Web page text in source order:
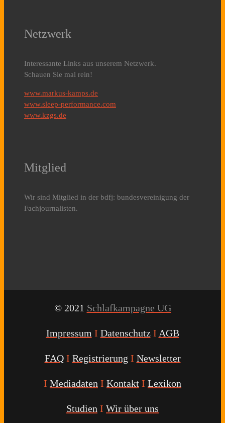
Netzwerk
Interessante Links aus unserem Netzwerk.
Schauen Sie mal rein!
www.markus-kamps.de
www.sleep-performance.com
www.kzgs.de
Mitglied
Wir sind Mitglied in der bdfj: bundesvereinigung der
Fachjournalisten.
© 2021 Schlafkampagne UG
Impressum I Datenschutz I AGB
FAQ I Registrierung I Newsletter
I Mediadaten I Kontakt I Lexikon
Studien I Wir über uns